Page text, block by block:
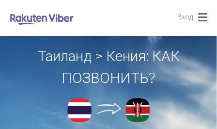
Вход
Таиланд > Кения: КАК
ПОЗВОНИТЬ?